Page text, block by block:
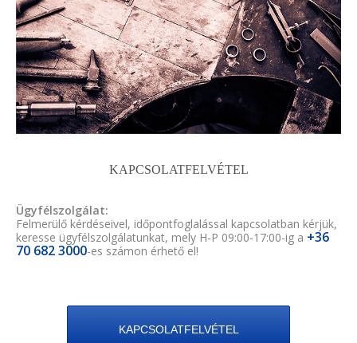
KAPCSOLATFELVÉTEL
Ügyfélszolgálat:
Felmerülő kérdéseivel, időpontfoglalással kapcsolatban kérjük,
keresse ügyfélszolgálatunkat, mely H-P 09:00-17:00-ig a +36
70 682 3000-es számon érhető el!
KAPCSOLATFELVÉTEL